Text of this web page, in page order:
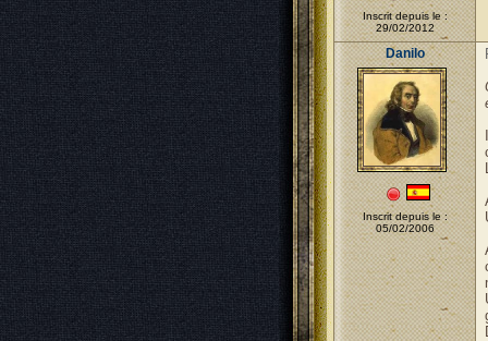
Inscrit depuis le :
29/02/2012
Danilo
Inscrit depuis le :
05/02/2006